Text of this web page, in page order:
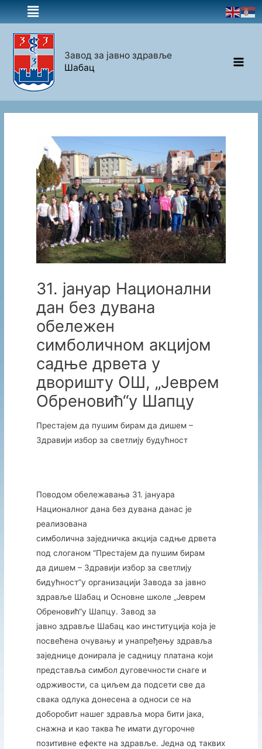
Завод за јавно здравље
Шабац
31. јануар Национални
дан без дувана
обележен
симболичном акцијом
садње дрвета у
дворишту ОШ, „Јеврем
Обреновић“у Шапцу
Престајем да пушим бирам да дишем –
Здравији избор за светлију будућност
Поводом обележавања 31. јануара
Националног дана без дувана данас је
реализована
симболична заједничка акција садње дрвета
под слоганом “Престајем да пушим бирам
да дишем – Здравији избор за светлију
бидућност”у организацији Завода за јавно
здравље Шабац и Основне школе „Јеврем
Обреновић“у Шапцу. Завод за
јавно здравље Шабац као институција која је
посвећена очувању и унапређењу здравља
заједнице донирала је садницу платана који
представља симбол дуговечности снаге и
одрживости, са циљем да подсети све да
свака одлука донесена а односи се на
доборобит нашeг здравља мора бити јака,
снажна и као таква ће имати дугорочне
позитивне ефекте на здравље. Једна од таквих